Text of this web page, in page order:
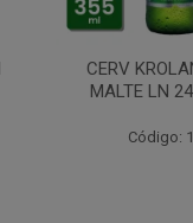
CERV
MALTE LN
Código: